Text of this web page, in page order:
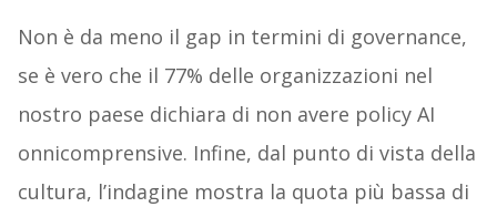
Non è da meno il gap in termini di governance,
se è vero che il 77% delle organizzazioni nel
nostro paese dichiara di non avere policy AI
onnicomprensive. Infine, dal punto di vista della
cultura, l’indagine mostra la quota più bassa di